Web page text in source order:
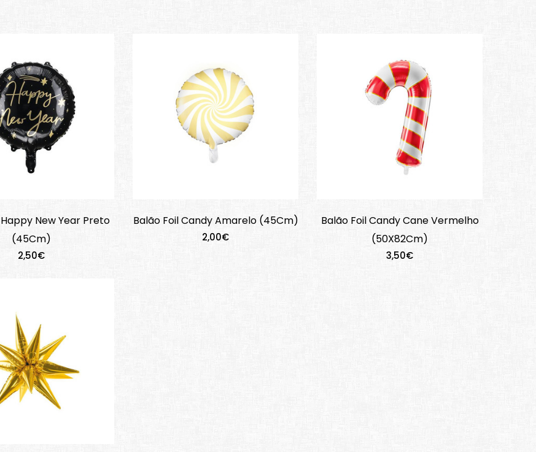
New Year Preto
(45Cm)
2,50€
Balão Foil Candy Amarelo (45Cm)
2,00€
Balão Foil Candy Cane Vermelho
(50X82Cm)
3,50€